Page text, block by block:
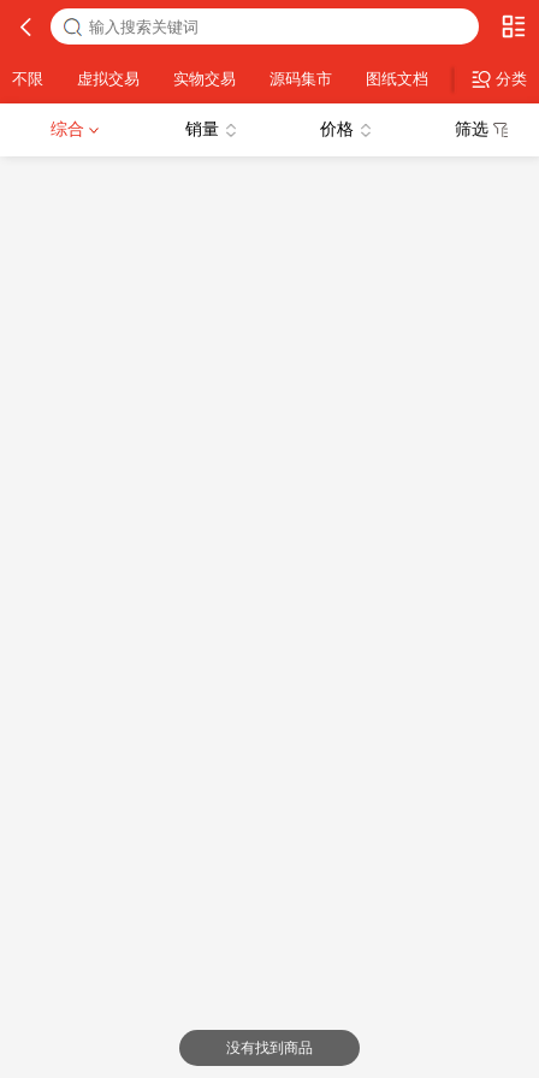
不限 虚拟交易 实物交易 源码集市 图纸文档 IDC类分类
综合 销量 价格 筛选
没有找到商品